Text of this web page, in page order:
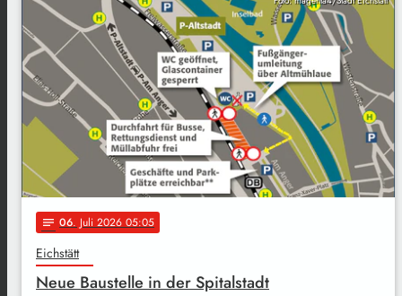
notes 06. Juli 2026 05:05
Eichstätt
Neue Baustelle in der Spitalstadt